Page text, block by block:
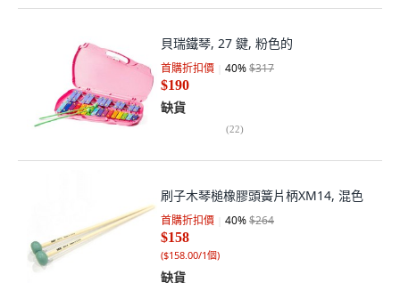
貝瑞鐵琴, 27 鍵, 粉色的
首購折扣價 40%$317
$190
缺貨
(22)
刷子木琴槌橡膠頭簧片柄XM14, 混色
首購折扣價 40%$264
$158
($158.00/1個)
缺貨